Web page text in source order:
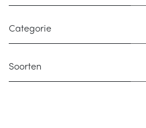
Categorie
Soorten